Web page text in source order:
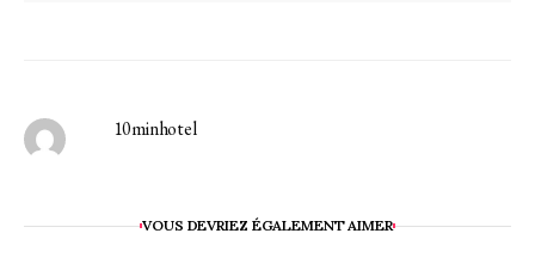
10minhotel
VOUS DEVRIEZ ÉGALEMENT AIMER